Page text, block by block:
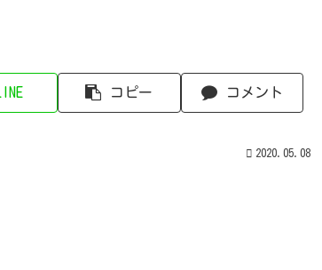
LINE コピー コメント
2020.05.08